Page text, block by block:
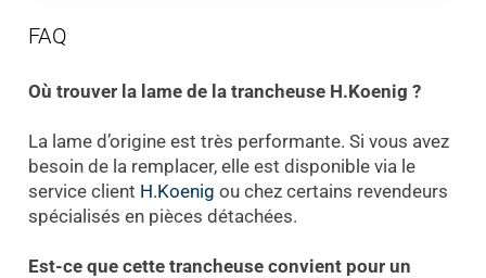
FAQ
Où trouver la lame de la trancheuse H.Koenig ?
La lame d’origine est très performante. Si vous avez
besoin de la remplacer, elle est disponible via le
service client H.Koenig ou chez certains revendeurs
spécialisés en pièces détachées.
Est-ce que cette trancheuse convient pour un